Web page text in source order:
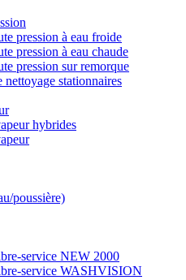
pression à eau froide
pression à eau chaude
pression sur remorque
nettoyage stationnaires
hybrides
poussière)
service NEW 2000
service WASHVISION